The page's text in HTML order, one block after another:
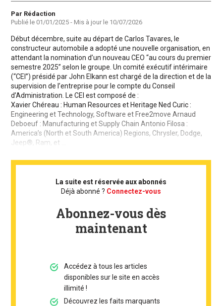
Auteur
Par Rédaction
Publié le 01/01/2025 - Mis à jour le 10/07/2026
Début décembre, suite au départ de Carlos Tavares, le
constructeur automobile a adopté une nouvelle organisation, en
attendant la nomination d’un nouveau CEO “au cours du premier
semestre 2025” selon le groupe. Un comité exécutif intérimaire
(“CEI”) présidé par John Elkann est chargé de la direction et de la
supervision de l’entreprise pour le compte du Conseil
d’Administration. Le CEI est composé de :
Xavier Chéreau : Human Resources et Heritage Ned Curic :
Engineering et Technology, Software et Free2move Arnaud
Deboeuf : Manufacturing et Supply Chain Antonio Filosa :
America’s (North et South America) Regions, Chrysler, Dodge,
Jeep®️, Ram, et ...
La suite est réservée aux abonnés
Déjà abonné ? Connectez-vous
Abonnez-vous dès
maintenant
Accédez à tous les articles
disponibles sur le site en accès
illimité !
Découvrez les faits marquants